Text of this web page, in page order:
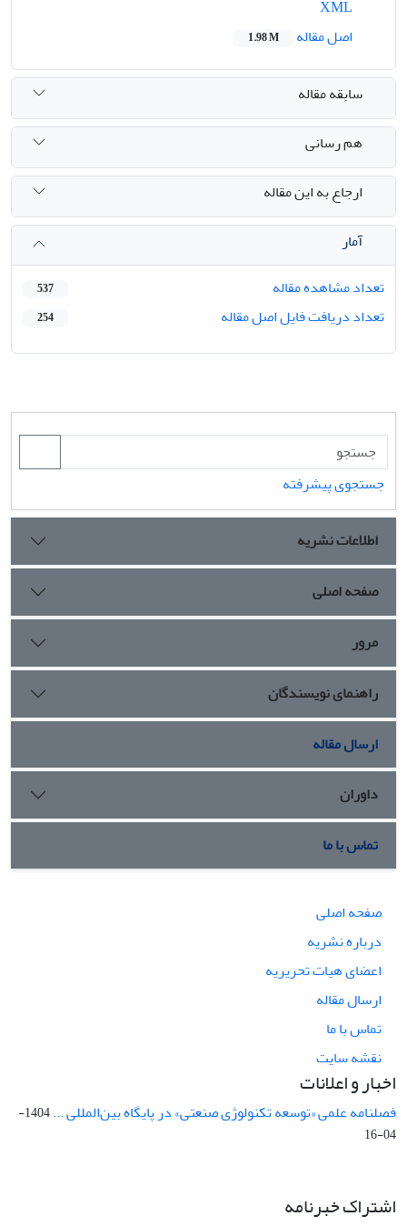
اصل مقاله
1.98 M
سابقه مقاله
هم رسانی
ارجاع به این مقاله
آمار
تعداد مشاهده مقاله
537
تعداد دریافت فایل اصل مقاله 254
جستجوی پیشرفته
اطلاعات نشریه
صفحه اصلی
مرور
راهنمای نویسندگان
ارسال مقاله
داوران
تماس با ما
صفحه اصلی
درباره نشریه
اعضای هیات تحریریه
ارسال مقاله
تماس با ما
نقشه سایت
اخبار و اعلانات
فصلنامه علمی «توسعه تکنولوژی صنعتی» در پایگاه بین‌المللی ...
1404-
04-16
اشتراک خبرنامه